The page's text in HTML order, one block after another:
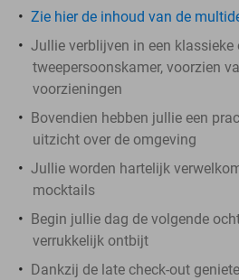
Zie hier de inhoud van de
Jullie verblijven in een klassieke
tweepersoonskamer, voorzien
voorzieningen
Bovendien hebben jullie een
uitzicht over de omgeving
Jullie worden hartelijk
mocktails
Begin jullie dag de volgende
verrukkelijk ontbijt
Dankzij de late check-out